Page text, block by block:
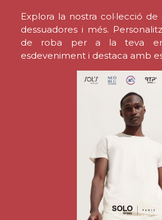
Explora la nostra col·lecció
dessuadores i més.
de roba per a la teva
esdeveniment i destaca amb